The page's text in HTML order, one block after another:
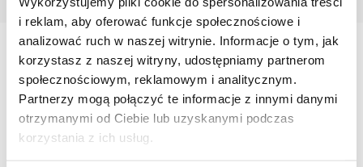
i reklam, aby oferować funkcje społecznościowe i
analizować ruch w naszej witrynie. Informacje o tym, jak
korzystasz z naszej witryny, udostępniamy partnerom
społecznościowym, reklamowym i analitycznym.
Partnerzy mogą połączyć te informacje z innymi danymi
otrzymanymi od Ciebie lub uzyskanymi podczas
korzystania z ich usług.
materacem
TRANSPORT MEBLI
POD TWÓJ ADRES
RATY 0% W
BEZPIECZNE